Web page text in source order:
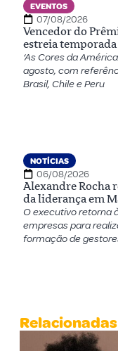
EVENTOS
07/08/2026
Vencedor do
estreia temporada
‘As Cores da
agosto, com
Brasil, Chile e Peru
NOTÍCIAS
06/08/2026
Alexandre Rocha
da liderança em
O executivo retorna
empresas para
formação de
Relacionadas